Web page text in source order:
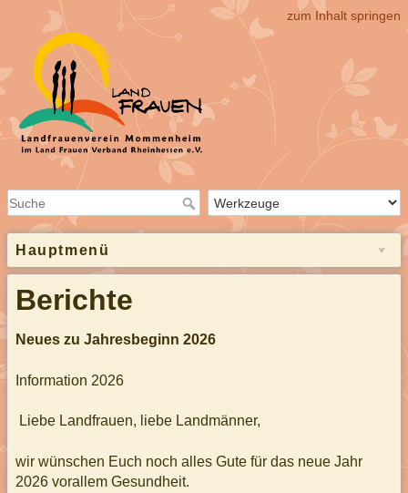
zum Inhalt springen
Hauptmenü
Berichte
Neues zu Jahresbeginn 2026
Information 2026
Liebe Landfrauen, liebe Landmänner,
wir wünschen Euch noch alles Gute für das neue Jahr
2026 vorallem Gesundheit.